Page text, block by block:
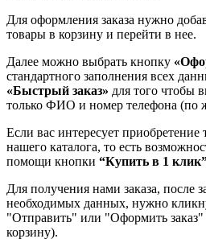
Для оформления заказа нужно
товары в корзину и перейти в нее.
Далее можно выбрать кнопку
стандартного заполнения всех
«Быстрый заказ» для того чтобы
только ФИО и номер телефона (по
Если вас интересует
нашего каталога, то есть
помощи кнопки “Купить в 1
Для получения нами заказа, после
необходимых данных, нужно
"Отправить" или "Оформить
корзину).